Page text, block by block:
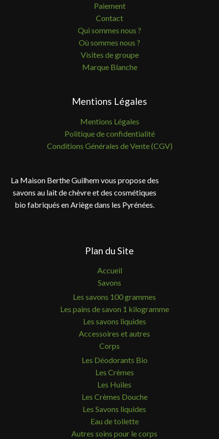
Paiement
Contact
Qui sommes nous ?
Où sommes nous ?
Visites de groupe
Marque Blanche
Mentions Légales
Mentions Légales
Politique de confidentialité
Conditions Générales de Vente (CGV)
La Maison Berthe Guilhem vous propose des
savons au lait de chèvre et des cosmétiques
bio fabriqués en Ariège dans les Pyrénées.
Plan du Site
Accueil
Savons
Les savons 100 grammes
Les pains de savon 1 kilogramme
Les savons liquides
Accessoires et autres
Corps
Les Déodorants Bio
Les Crèmes
Les Huiles
Les Crèmes Douche
Les Savons liquides
Eau de toilette
Autres soins pour le corps